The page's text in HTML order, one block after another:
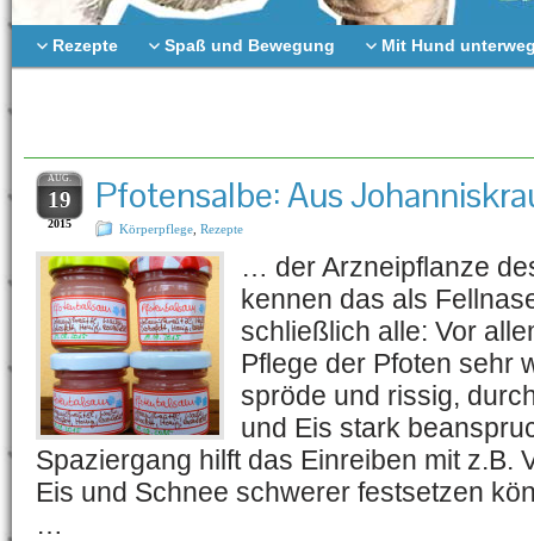
Rezepte Spaß und Bewegung Mit Hund
AUG.
19
2015
Pfotensalbe: Aus
Körperpflege Rezepte
… der Arzneipflanze
kennen das als
schließlich alle: Vor
Pflege der Pfoten sehr
spröde und rissig,
und Eis stark
Spaziergang hilft das Einreiben mit z.B.
Eis und Schnee schwerer festsetzen
…